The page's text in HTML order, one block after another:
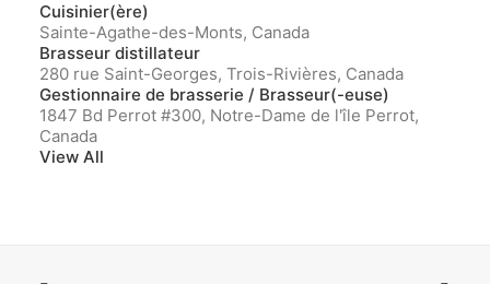
Cuisinier(ère)
Sainte-Agathe-des-Monts, Canada
Brasseur distillateur
280 rue Saint-Georges, Trois-Rivières, Canada
Gestionnaire de brasserie / Brasseur(-euse)
1847 Bd Perrot #300, Notre-Dame de l'île Perrot,
Canada
View All